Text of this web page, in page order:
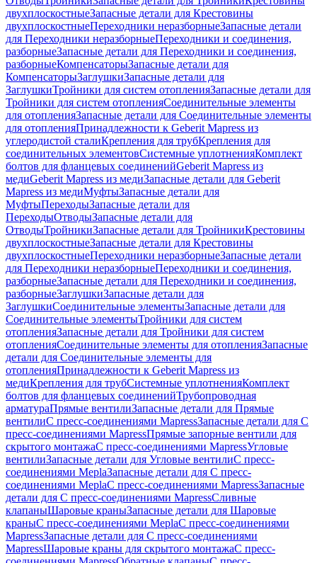
двухплоскостныеЗапасные детали для Крестовины
двухплоскостныеПереходники неразборныеЗапасные детали
для Переходники неразборныеПереходники и соединения,
разборныеЗапасные детали для Переходники и соединения,
разборныеКомпенсаторыЗапасные детали для
КомпенсаторыЗаглушкиЗапасные детали для
ЗаглушкиТройники для систем отопленияЗапасные детали для
Тройники для систем отопленияСоединительные элементы
для отопленияЗапасные детали для Соединительные элементы
для отопленияПринадлежности к Geberit Mapress из
углеродистой сталиКрепления для трубКрепления для
соединительных элементовСистемные уплотненияКомплект
болтов для фланцевых соединенийGeberit Mapress из
медиGeberit Mapress из медиЗапасные детали для Geberit
Mapress из медиМуфтыЗапасные детали для
МуфтыПереходыЗапасные детали для
ПереходыОтводыЗапасные детали для
ОтводыТройникиЗапасные детали для ТройникиКрестовины
двухплоскостныеЗапасные детали для Крестовины
двухплоскостныеПереходники неразборныеЗапасные детали
для Переходники неразборныеПереходники и соединения,
разборныеЗапасные детали для Переходники и соединения,
разборныеЗаглушкиЗапасные детали для
ЗаглушкиСоединительные элементыЗапасные детали для
Соединительные элементыТройники для систем
отопленияЗапасные детали для Тройники для систем
отопленияСоединительные элементы для отопленияЗапасные
детали для Соединительные элементы для
отопленияПринадлежности к Geberit Mapress из
медиКрепления для трубСистемные уплотненияКомплект
болтов для фланцевых соединенийТрубопроводная
арматураПрямые вентилиЗапасные детали для Прямые
вентилиС пресс-соединениями MapressЗапасные детали для С
пресс-соединениями MapressПрямые запорные вентили для
скрытого монтажаС пресс-соединениями MapressУгловые
вентилиЗапасные детали для Угловые вентилиС пресс-
соединениями MeplaЗапасные детали для С пресс-
соединениями MeplaС пресс-соединениями MapressЗапасные
детали для С пресс-соединениями MapressСливные
клапаныШаровые краныЗапасные детали для Шаровые
краныС пресс-соединениями MeplaС пресс-соединениями
MapressЗапасные детали для С пресс-соединениями
MapressШаровые краны для скрытого монтажаС пресс-